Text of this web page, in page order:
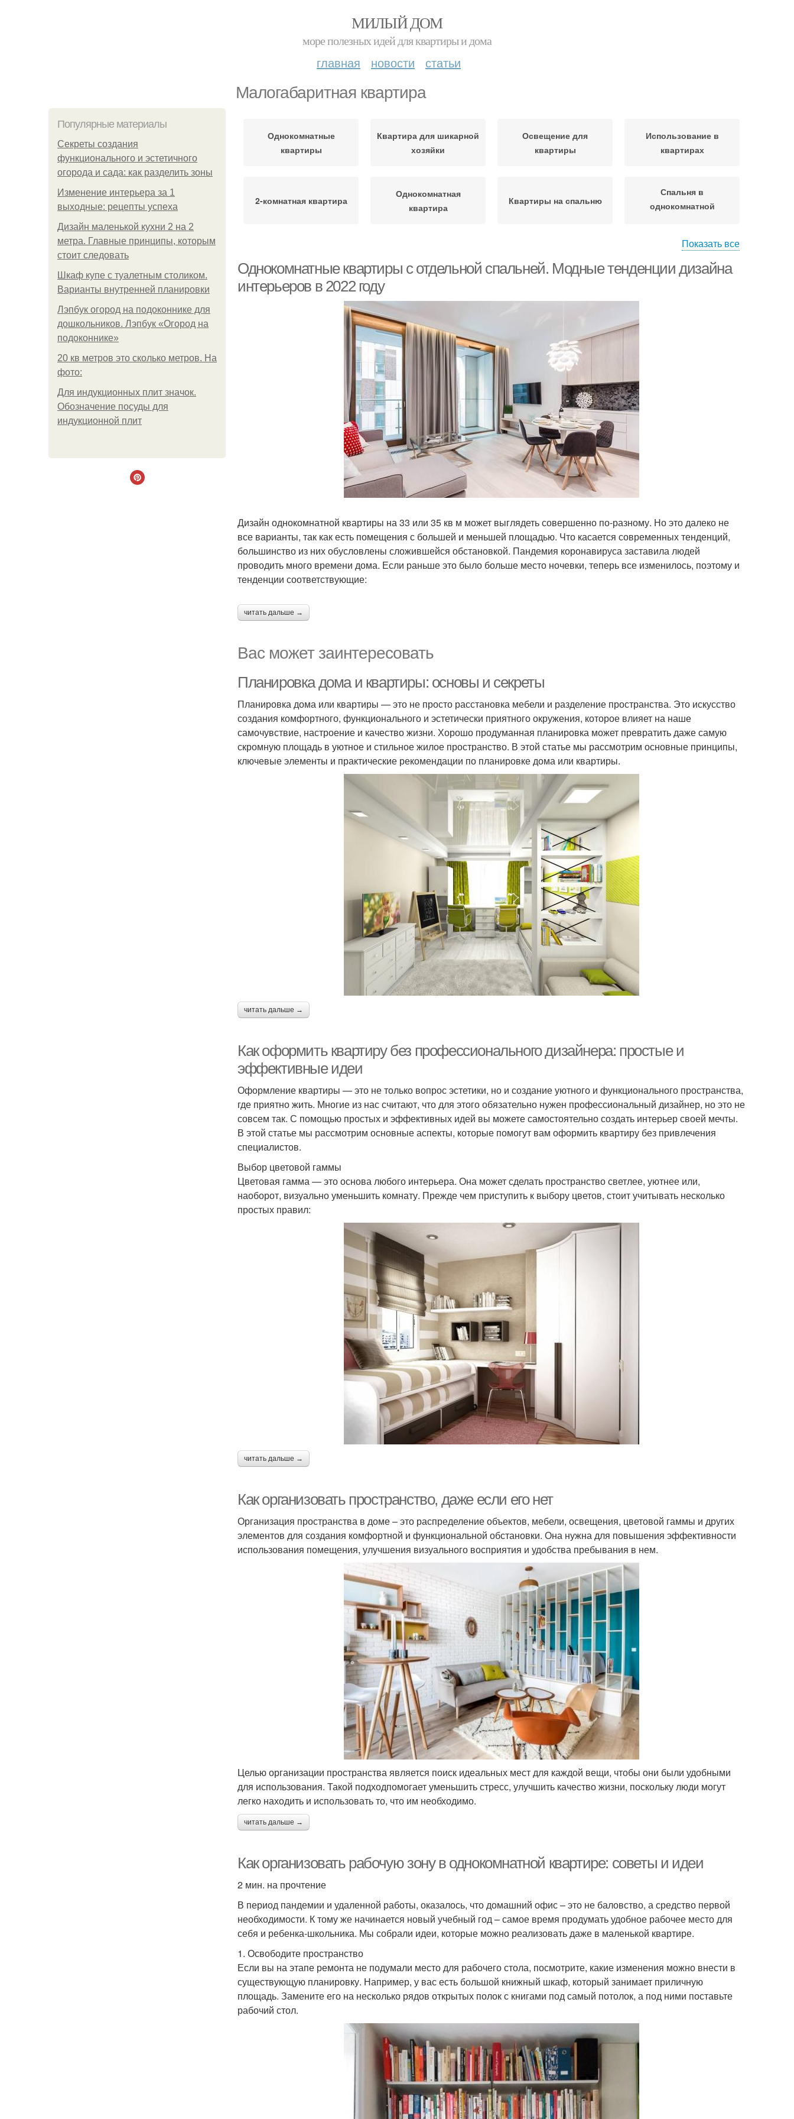
МИЛЫЙ ДОМ
море полезных идей для квартиры и дома
главная новости статьи
Малогабаритная квартира
Популярные материалы
Секреты создания
функционального и эстетичного
огорода и сада: как разделить зоны
Изменение интерьера за 1
выходные: рецепты успеха
Дизайн маленькой кухни 2 на 2
метра. Главные принципы, которым
стоит следовать
Шкаф купе с туалетным столиком.
Варианты внутренней планировки
Лэпбук огород на подоконнике для
дошкольников. Лэпбук «Огород на
подоконнике»
20 кв метров это сколько метров. На
фото:
Для индукционных плит значок.
Обозначение посуды для
индукционной плит
Однокомнатные
квартиры
Квартира для шикарной
хозяйки
Освещение для
квартиры
Использование в
квартирах
2-комнатная квартира
Однокомнатная
квартира
Квартиры на спальню
Спальня в
однокомнатной
Показать все
Однокомнатные квартиры с отдельной спальней. Модные тенденции дизайна
интерьеров в 2022 году
Дизайн однокомнатной квартиры на 33 или 35 кв м может выглядеть совершенно по-разному. Но это далеко не
все варианты, так как есть помещения с большей и меньшей площадью. Что касается современных тенденций,
большинство из них обусловлены сложившейся обстановкой. Пандемия коронавируса заставила людей
проводить много времени дома. Если раньше это было больше место ночевки, теперь все изменилось, поэтому и
тенденции соответствующие:
читать дальше →
Вас может заинтересовать
Планировка дома и квартиры: основы и секреты
Планировка дома или квартиры — это не просто расстановка мебели и разделение пространства. Это искусство
создания комфортного, функционального и эстетически приятного окружения, которое влияет на наше
самочувствие, настроение и качество жизни. Хорошо продуманная планировка может превратить даже самую
скромную площадь в уютное и стильное жилое пространство. В этой статье мы рассмотрим основные принципы,
ключевые элементы и практические рекомендации по планировке дома или квартиры.
читать дальше →
Как оформить квартиру без профессионального дизайнера: простые и
эффективные идеи
Оформление квартиры — это не только вопрос эстетики, но и создание уютного и функционального пространства,
где приятно жить. Многие из нас считают, что для этого обязательно нужен профессиональный дизайнер, но это не
совсем так. С помощью простых и эффективных идей вы можете самостоятельно создать интерьер своей мечты.
В этой статье мы рассмотрим основные аспекты, которые помогут вам оформить квартиру без привлечения
специалистов.
Выбор цветовой гаммы
Цветовая гамма — это основа любого интерьера. Она может сделать пространство светлее, уютнее или,
наоборот, визуально уменьшить комнату. Прежде чем приступить к выбору цветов, стоит учитывать несколько
простых правил:
читать дальше →
Как организовать пространство, даже если его нет
Организация пространства в доме – это распределение объектов, мебели, освещения, цветовой гаммы и других
элементов для создания комфортной и функциональной обстановки. Она нужна для повышения эффективности
использования помещения, улучшения визуального восприятия и удобства пребывания в нем.
Целью организации пространства является поиск идеальных мест для каждой вещи, чтобы они были удобными
для использования. Такой подходпомогает уменьшить стресс, улучшить качество жизни, поскольку люди могут
легко находить и использовать то, что им необходимо.
читать дальше →
Как организовать рабочую зону в однокомнатной квартире: советы и идеи
2 мин. на прочтение
В период пандемии и удаленной работы, оказалось, что домашний офис – это не баловство, а средство первой
необходимости. К тому же начинается новый учебный год – самое время продумать удобное рабочее место для
себя и ребенка-школьника. Мы собрали идеи, которые можно реализовать даже в маленькой квартире.
1. Освободите пространство
Если вы на этапе ремонта не подумали место для рабочего стола, посмотрите, какие изменения можно внести в
существующую планировку. Например, у вас есть большой книжный шкаф, который занимает приличную
площадь. Замените его на несколько рядов открытых полок с книгами под самый потолок, а под ними поставьте
рабочий стол.